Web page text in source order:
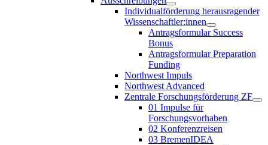
Individualförderung herausragender
Wissenschaftler:innen
Antragsformular Success
Bonus
Antragsformular Preparation
Funding
Northwest Impuls
Northwest Advanced
Zentrale Forschungsförderung ZF
01 Impulse für
Forschungsvorhaben
02 Konferenzreisen
03 BremenIDEA